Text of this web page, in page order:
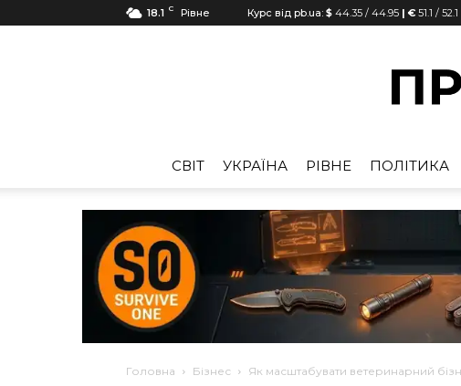
18.1 C Рівне Курс від pb.ua: $ 44.35 / 44.95 | € 51.1 / 52.1
CВІТ УКРАЇНА РІВНЕ ПОЛІТИКА
Головна Бізнес Як масштабувати ветеринарний